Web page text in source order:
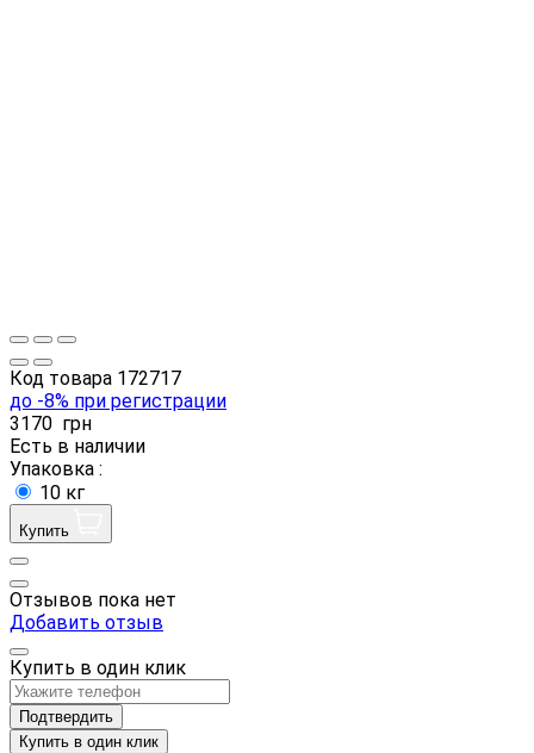
Код товара 172717
до -8% при регистрации
3170 грн
Есть в наличии
Упаковка :
10 кг
Купить
Отзывов пока нет
Добавить отзыв
Купить в один клик
Подтвердить
Купить в один клик